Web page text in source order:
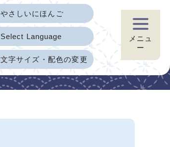
やさしいにほんご
Select Language
文字サイズ・配色の変更
メニュ
ー